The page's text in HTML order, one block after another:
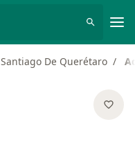
Santiago De Querétaro